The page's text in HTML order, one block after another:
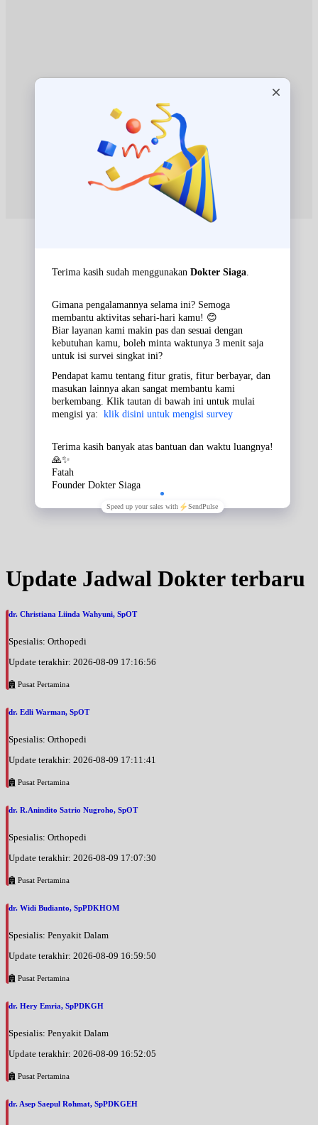
Update Jadwal Dokter terbaru
dr. Christiana Liinda Wahyuni, SpOT
Spesialis: Orthopedi
Update terakhir: 2026-08-09 17:16:56
Pusat Pertamina
dr. Edli Warman, SpOT
Spesialis: Orthopedi
Update terakhir: 2026-08-09 17:11:41
Pusat Pertamina
dr. R.Anindito Satrio Nugroho, SpOT
Spesialis: Orthopedi
Update terakhir: 2026-08-09 17:07:30
Pusat Pertamina
dr. Widi Budianto, SpPDKHOM
Spesialis: Penyakit Dalam
Update terakhir: 2026-08-09 16:59:50
Pusat Pertamina
dr. Hery Emria, SpPDKGH
Spesialis: Penyakit Dalam
Update terakhir: 2026-08-09 16:52:05
Pusat Pertamina
dr. Asep Saepul Rohmat, SpPDKGEH